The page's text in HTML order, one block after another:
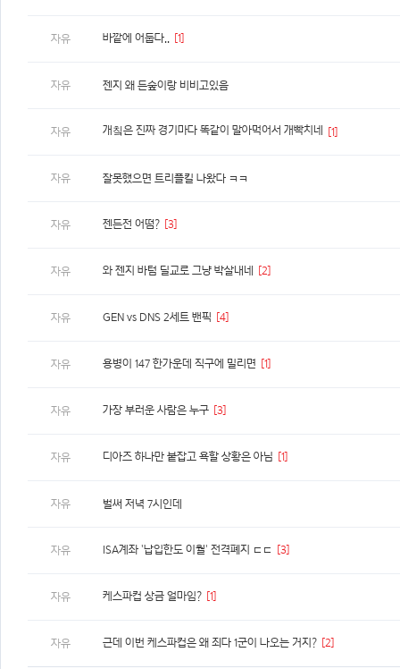
자유 바깥에 어둡다.. [1]
자유 젠지 왜 든숲이랑 비비고있음
자유 개칰은 진짜 경기마다 똑같이 말아먹어서 개빡치네 [1]
자유 잘못했으면 트리플킬 나왔다 ㅋㅋ
자유 젠든전 어떰? [3]
자유 와 젠지 바텀 딜교로 그냥 박살내네 [2]
자유 GEN vs DNS 2세트 밴픽 [4]
자유 용병이 147 한가운데 직구에 밀리면 [1]
자유 가장 부러운 사람은 누구 [3]
자유 디아즈 하나만 붙잡고 욕할 상황은 아님 [1]
자유 벌써 저녁 7시인데
자유 ISA계좌 '납입한도 이월' 전격폐지 ㄷㄷ [3]
자유 케스파컵 상금 얼마임? [1]
자유 근데 이번 케스파컵은 왜 죄다 1군이 나오는 거지? [2]